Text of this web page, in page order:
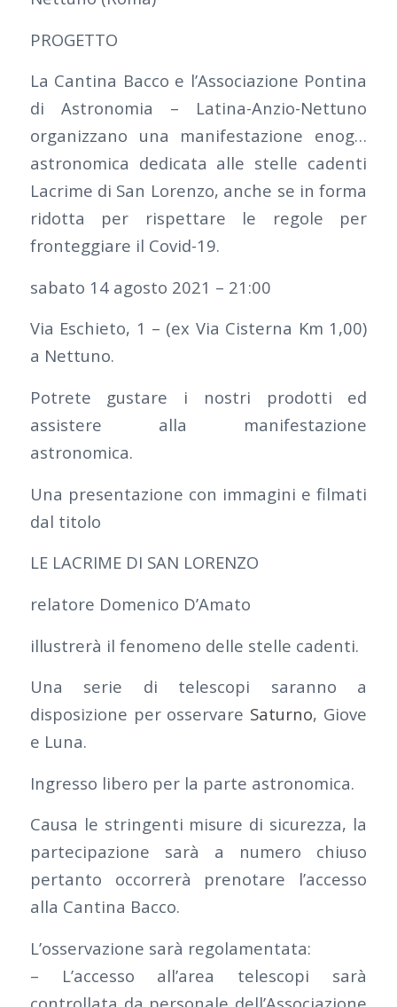
PROGETTO
La Cantina Bacco e l’Associazione Pontina
di Astronomia – Latina-Anzio-Nettuno
organizzano una manifestazione enog…
astronomica dedicata alle stelle cadenti
Lacrime di San Lorenzo, anche se in forma
ridotta per rispettare le regole per
fronteggiare il Covid-19.
sabato 14 agosto 2021 – 21:00
Via Eschieto, 1 – (ex Via Cisterna Km 1,00)
a Nettuno.
Potrete gustare i nostri prodotti ed
assistere alla manifestazione
astronomica.
Una presentazione con immagini e filmati
dal titolo
LE LACRIME DI SAN LORENZO
relatore Domenico D’Amato
illustrerà il fenomeno delle stelle cadenti.
Una serie di telescopi saranno a
disposizione per osservare Saturno, Giove
e Luna.
Ingresso libero per la parte astronomica.
Causa le stringenti misure di sicurezza, la
partecipazione sarà a numero chiuso
pertanto occorrerà prenotare l’accesso
alla Cantina Bacco.
L’osservazione sarà regolamentata:
– L’accesso all’area telescopi sarà